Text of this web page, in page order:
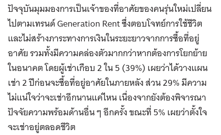
ปัจจุบันมุมมองการเป็นเจ้าของที่อาศัยของคนรุ่นใหม่เปลี่ยน
ไปตามเทรนด์ Generation Rent ซึ่งตอบโจทย์การใช้ชีวิต
และไม่สร้างภาระทางการเงินในระยะยาวจากการซื้อที่อยู่
อาศัย รวมทั้งมีความคล่องตัวมากกว่าหากต้องการโยกย้าย
ในอนาคต โดยผู้เช่าเกือบ 2 ใน 5 (39%) เผยว่าได้วางแผน
เช่า 2 ปีก่อนจะซื้อที่อยู่อาศัยในภายหลัง ส่วน 29% มีความ
ไม่แน่ใจว่าจะเช่าอีกนานแค่ไหน เนื่องจากยังต้องพิจารณา
ปัจจัยความพร้อมด้านอื่น ๆ อีกครั้ง ขณะที่ 5% เผยว่าตั้งใจ
จะเช่าอยู่ตลอดชีวิต